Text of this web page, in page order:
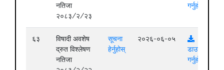
नतिजा
२०८३/२/२३
गर्नुहोस्
६३
विषादी अवशेष
द्रुत विश्लेषण
नतिजा
सूचना
हेर्नुहोस्
२०२६-०६-०५
डाउनलोड
गर्नुहोस्